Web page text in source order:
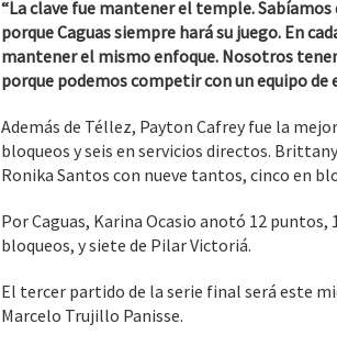
“La clave fue mantener el temple.
porque Caguas siempre hará su juego. En
mantener el mismo enfoque. Nosotros
porque podemos competir con un equipo de
Además de Téllez, Payton Cafrey fue la
bloqueos y seis en servicios directos.
Ronika Santos con nueve tantos, cinco en
Por Caguas, Karina Ocasio anotó 12 puntos,
bloqueos, y siete de Pilar Victoriá.
El tercer partido de la serie final será este
Marcelo Trujillo Panisse.